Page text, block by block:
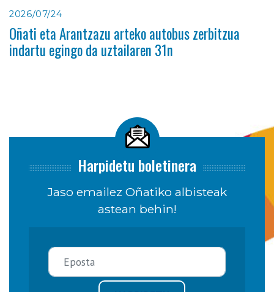
2026/07/24
Oñati eta Arantzazu arteko autobus zerbitzua
indartu egingo da uztailaren 31n
Harpidetu boletinera
Jaso emailez Oñatiko albisteak
astean behin!